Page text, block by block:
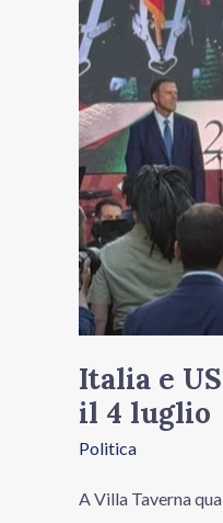
Italia e
il 4 luglio
Politica
A Villa Taverna
e
USA
tentano
il
riavvicinamento
a
Villa
Taverna
per
4
luglio